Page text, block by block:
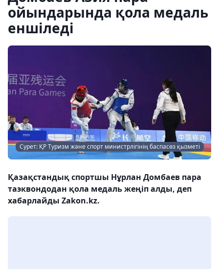
ойындарында қола медаль
еншіледі
Сурет: ҚР Туризм және спорт министрлігінің баспасөз қызметі
Қазақстандық спортшы Нұрлан Домбаев пара
таэквондодан қола медаль жеңіп алды, деп
хабарлайды Zakon.kz.